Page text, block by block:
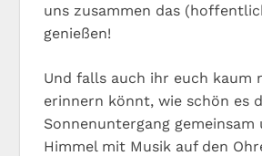
uns zusammen das
genießen!
Und falls auch ihr euch kaum
erinnern könnt, wie schön es
Sonnenuntergang
Himmel mit Musik auf den